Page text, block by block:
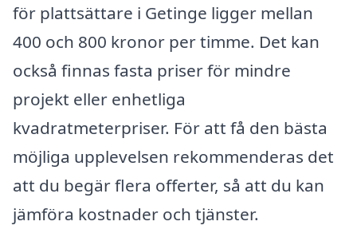
för plattsättare i Getinge ligger mellan
400 och 800 kronor per timme. Det kan
också finnas fasta priser för mindre
projekt eller enhetliga
kvadratmeterpriser. För att få den bästa
möjliga upplevelsen rekommenderas det
att du begär flera offerter, så att du kan
jämföra kostnader och tjänster.